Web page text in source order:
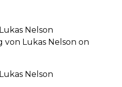
Nelson
von Lukas Nelson on
Nelson